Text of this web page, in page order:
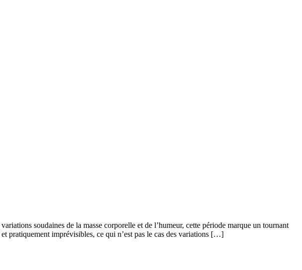
soudaines de la masse corporelle et de l’humeur, cette période marque un tournant
pratiquement imprévisibles, ce qui n’est pas le cas des variations […]